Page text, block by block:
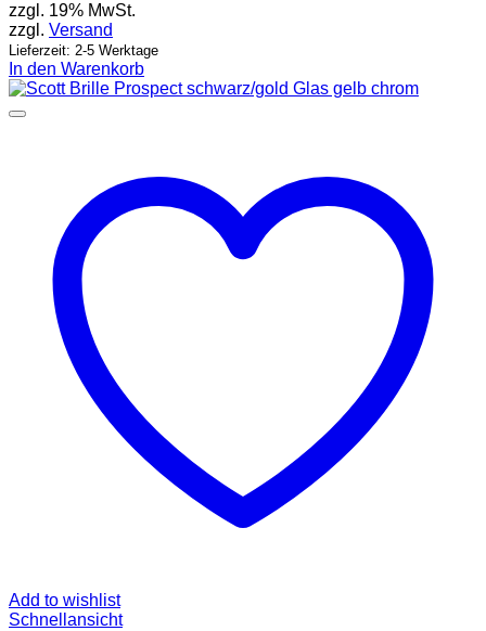
zzgl. 19% MwSt.
zzgl. Versand
Lieferzeit: 2-5 Werktage
In den Warenkorb
Add to wishlist
Schnellansicht